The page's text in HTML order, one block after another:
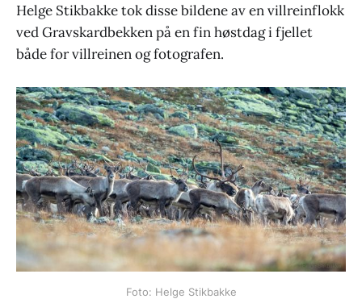
Helge Stikbakke tok disse bildene av en villreinflokk
ved Gravskardbekken på en fin høstdag i fjellet
både for villreinen og fotografen.
Foto: Helge Stikbakke